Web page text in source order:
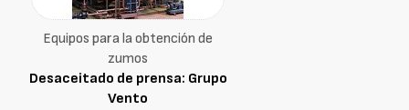
Equipos para la obtención de
zumos
Desaceitado de prensa: Grupo
Vento